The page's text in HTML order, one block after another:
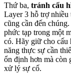
Thứ ba, tránh cấu
Layer 3 hỗ trợ nhiều
cũng cần đến
phức tạp trong một
có. Hãy giữ cho cấu
năng thực sự cần
ổn định hơn mà còn
xử lý sự cố.